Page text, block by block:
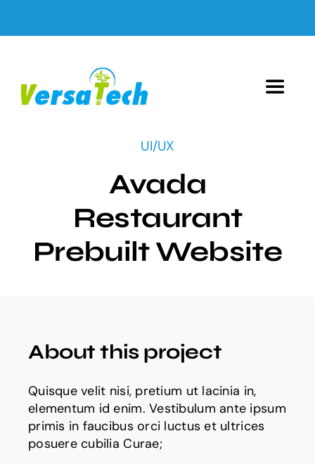
content
Toggle
聯絡我們
UI/UX
Avada
Restaurant
Prebuilt Website
About this project
Quisque velit nisi, pretium ut lacinia in,
elementum id enim. Vestibulum ante ipsum
primis in faucibus orci luctus et ultrices
posuere cubilia Curae;